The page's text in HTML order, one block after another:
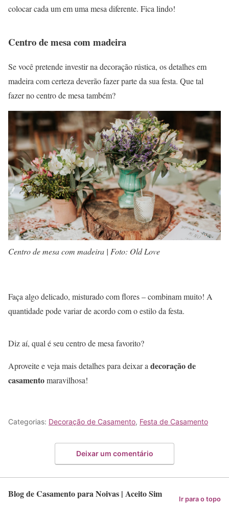
colocar cada um em uma mesa diferente. Fica lindo!
Centro de mesa com madeira
Se você pretende investir na decoração rústica, os detalhes em
madeira com certeza deverão fazer parte da sua festa. Que tal
fazer no centro de mesa também?
Centro de mesa com madeira | Foto: Old Love
Faça algo delicado, misturado com flores – combinam muito! A
quantidade pode variar de acordo com o estilo da festa.
Diz aí, qual é seu centro de mesa favorito?
Aproveite e veja mais detalhes para deixar a decoração de
casamentomaravilhosa!
Categorias: Decoração de Casamento, Festa de Casamento
Deixar um comentário
Blog de Casamento para Noivas | Aceito Sim Ir para o topo